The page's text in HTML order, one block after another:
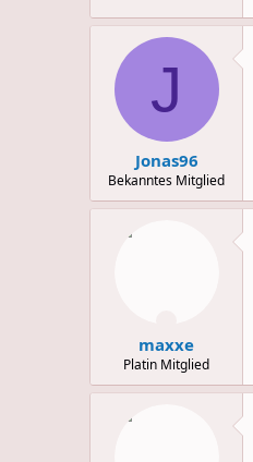
J
Jonas96
Bekanntes Mitglied
maxxe
Platin Mitglied